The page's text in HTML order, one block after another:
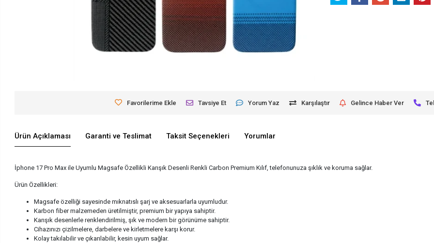
Favorilerime Ekle Tavsiye Et Yorum Yaz Karşılaştır Gelince Haber Ver
Ürün Açıklaması Garanti ve Teslimat Taksit Seçenekleri Yorumlar
İphone 17 Pro Max ile Uyumlu Magsafe Özellikli Karışık Desenli Renkli Carbon Premium Kılıf, telefonunuza şıklık ve koruma sağlar.
Ürün Özellikleri:
Magsafe özelliği sayesinde mıknatıslı şarj ve aksesuarlarla uyumludur.
Karbon fiber malzemeden üretilmiştir, premium bir yapıya sahiptir.
Karışık desenlerle renklendirilmiş, şık ve modern bir görünüme sahiptir.
Cihazınızı çizilmelere, darbelere ve kirletmelere karşı korur.
Kolay takılabilir ve çıkarılabilir, kesin uyum sağlar.